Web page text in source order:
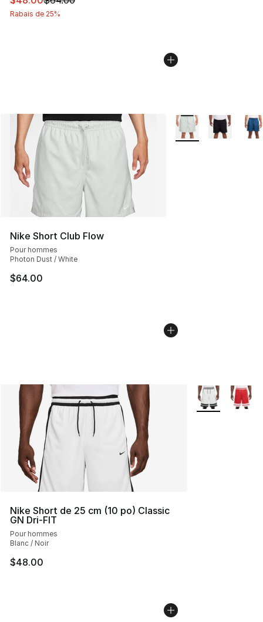
Rabais de 25%
Nike Short Club Flow
Pour hommes
Photon Dust / White
$64.00
Plus de couleurs
Nike Short de 25 cm (10 po) Classic
GN Dri-FIT
Pour hommes
Blanc / Noir
$48.00
Plus de